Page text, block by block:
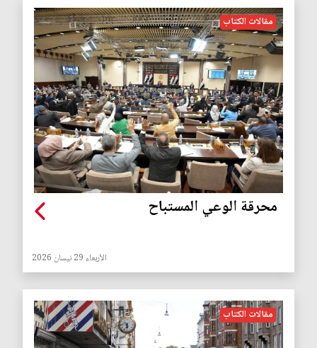
مقالات الكتاب
محرقة الوعي المستباح
الأربعاء 29 نيسان 2026
مقالات الكتاب